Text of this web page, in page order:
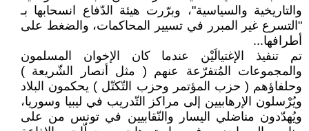
والتاريخية والسياسية"، وبرّرت هيئة الدّفاع انسحابها بـ
"التسرع غير المبرر في تسيير المحاكمات، والضغط على
أطرافها...
تم تنفيذ الإغتيالَيْن عندما كان الإخوان المسلمون
والمجموعات المُتفرّعة عنهم ( مثل أنصار الشّريعة )
وحلفاؤهم ( حزب المؤتمر وحزب التّكتّل ) يحكمون البلاد
ويُرْسلون الإرهابيين إلى مراكز التّدريب في ليبيا وسوريا،
ويُهدّدون مناضلي اليسار والنّقابيين في تونس من على